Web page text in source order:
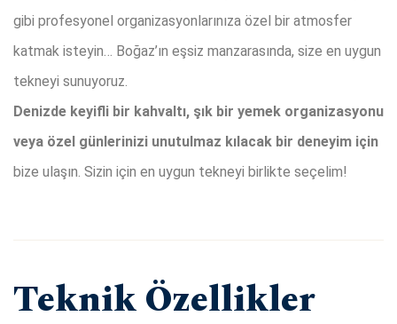
gibi profesyonel organizasyonlarınıza özel bir atmosfer
katmak isteyin… Boğaz’ın eşsiz manzarasında, size en uygun
tekneyi sunuyoruz.
Denizde keyifli bir kahvaltı, şık bir yemek organizasyonu
veya özel günlerinizi unutulmaz kılacak bir deneyim için
bize ulaşın. Sizin için en uygun tekneyi birlikte seçelim!
Teknik Özellikler